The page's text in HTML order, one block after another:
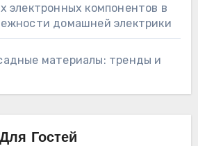
электронных компонентов в
домашней электрики
материалы: тренды и
Гостей